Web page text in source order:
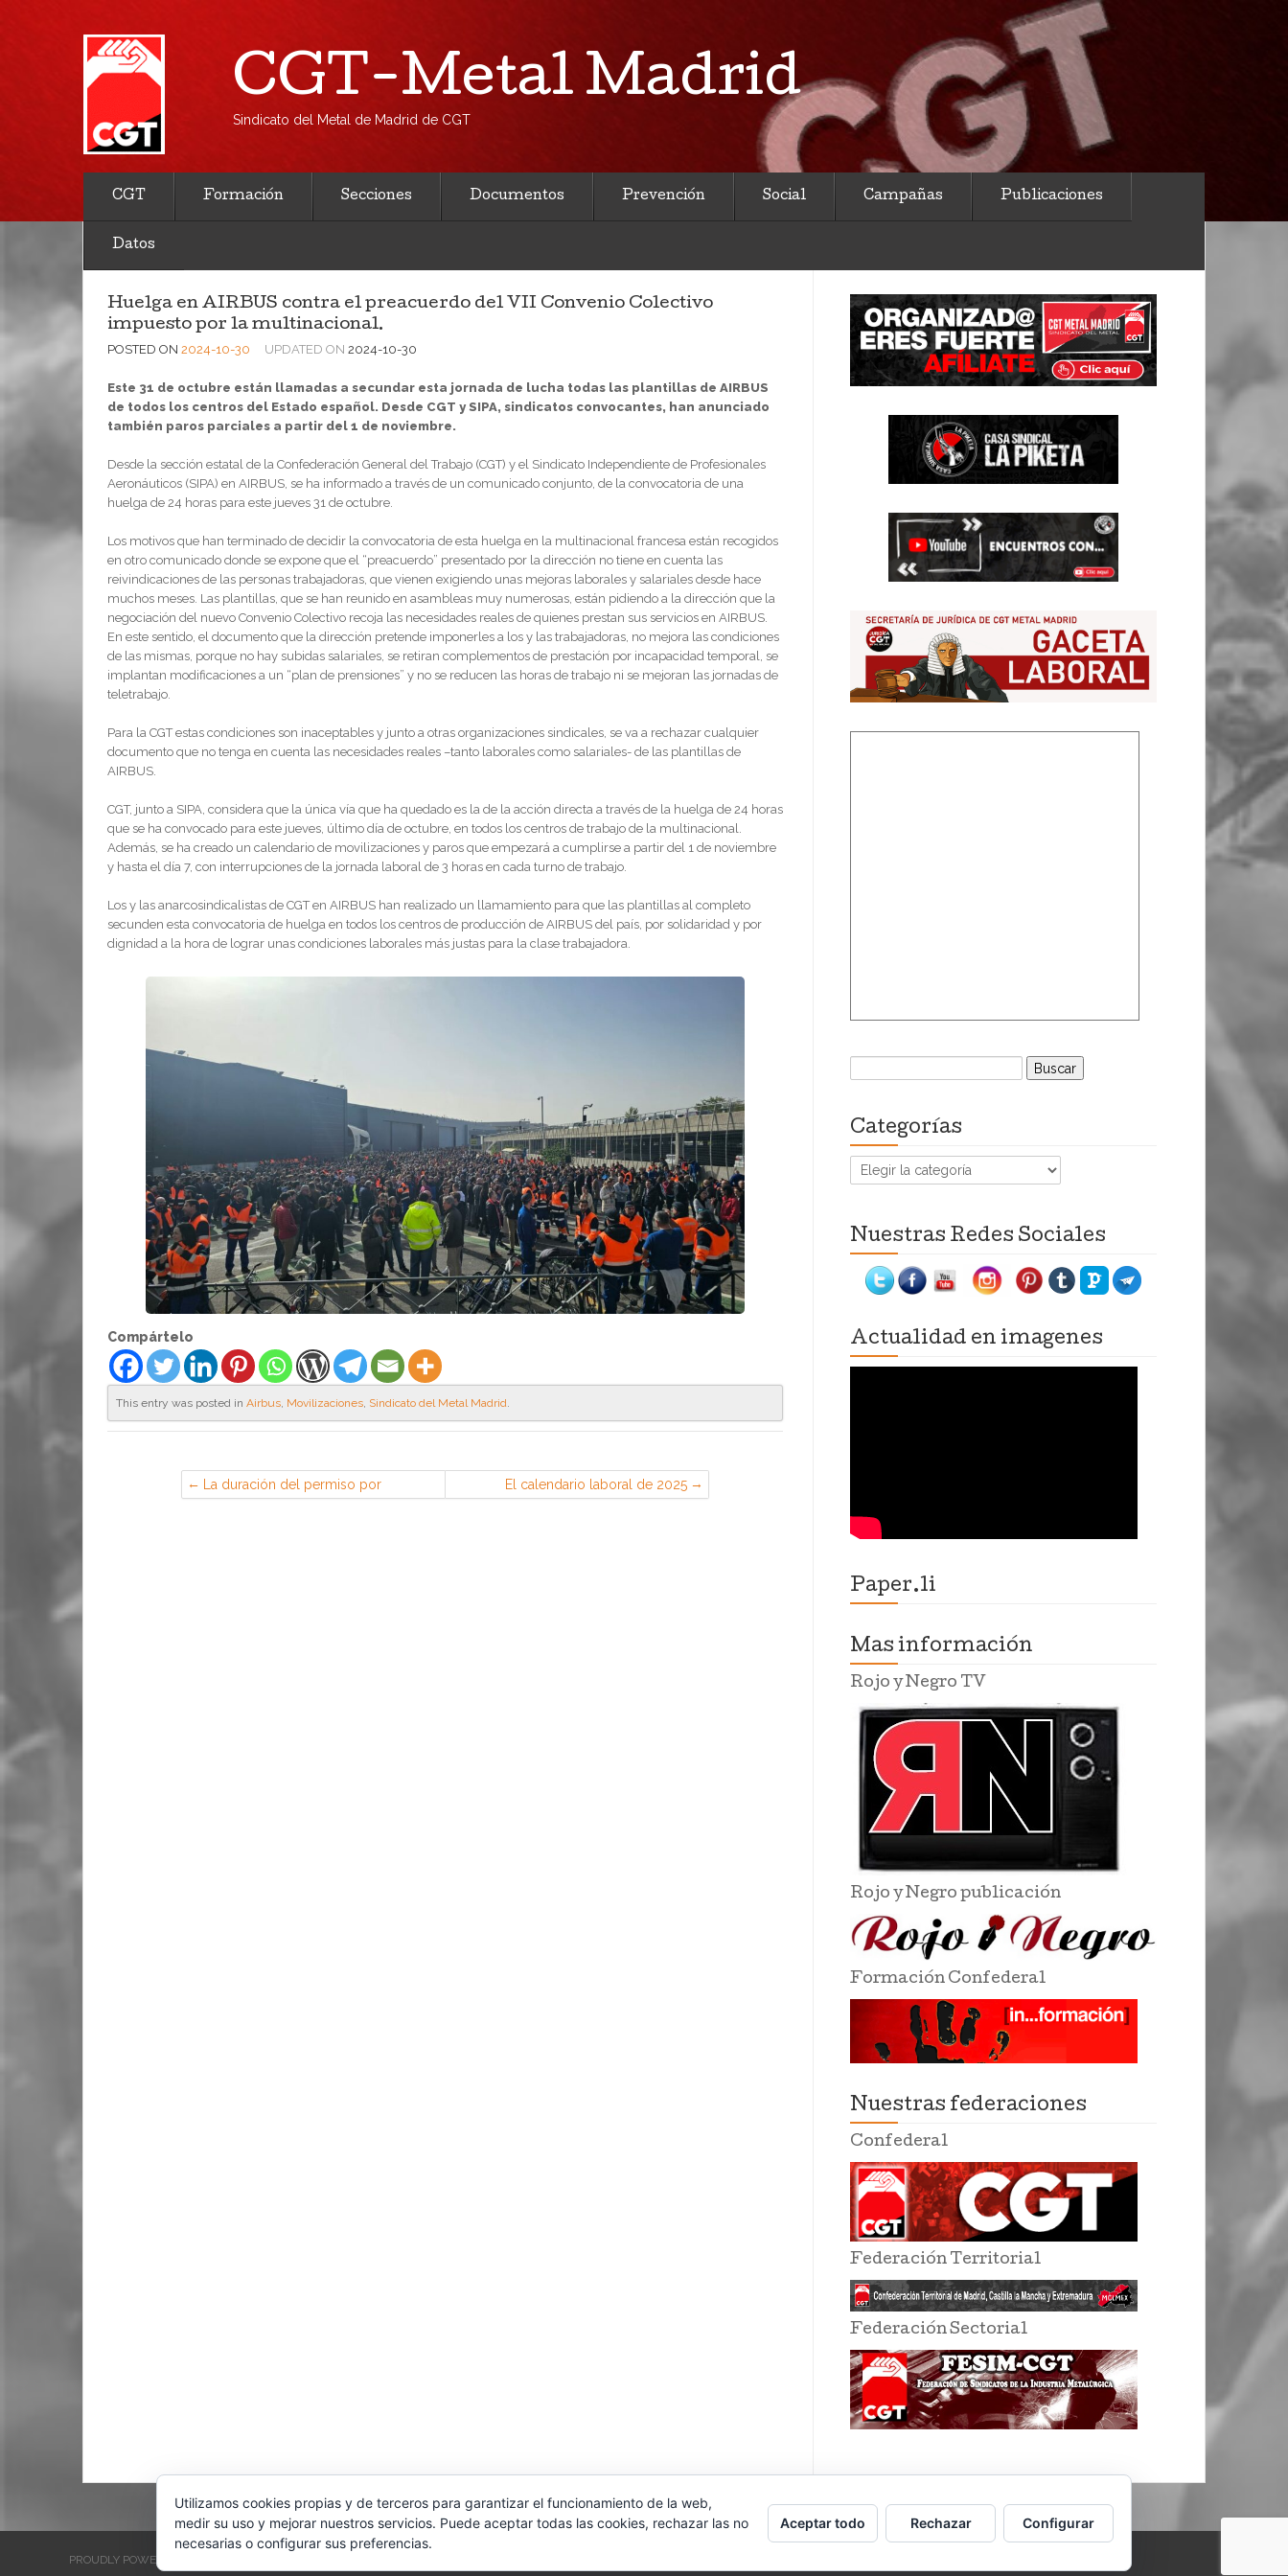
CGT-Metal Madrid
Sindicato del Metal de Madrid de CGT
CGT Formación Secciones Documentos Prevención Social Campañas Publicaciones
Datos
Huelga en AIRBUS contra el preacuerdo del VII Convenio Colectivo
impuesto por la multinacional.
POSTED ON 2024-10-30 UPDATED ON 2024-10-30
Este 31 de octubre están llamadas a secundar esta jornada de lucha todas las plantillas de AIRBUS
de todos los centros del Estado español. Desde CGT y SIPA, sindicatos convocantes, han anunciado
también paros parciales a partir del 1 de noviembre.
Desde la sección estatal de la Confederación General del Trabajo (CGT) y el Sindicato Independiente de Profesionales
Aeronáuticos (SIPA) en AIRBUS, se ha informado a través de un comunicado conjunto, de la convocatoria de una
huelga de 24 horas para este jueves 31 de octubre.
Los motivos que han terminado de decidir la convocatoria de esta huelga en la multinacional francesa están recogidos
en otro comunicado donde se expone que el “preacuerdo” presentado por la dirección no tiene en cuenta las
reivindicaciones de las personas trabajadoras, que vienen exigiendo unas mejoras laborales y salariales desde hace
muchos meses. Las plantillas, que se han reunido en asambleas muy numerosas, están pidiendo a la dirección que la
negociación del nuevo Convenio Colectivo recoja las necesidades reales de quienes prestan sus servicios en AIRBUS.
En este sentido, el documento que la dirección pretende imponerles a los y las trabajadoras, no mejora las condiciones
de las mismas, porque no hay subidas salariales, se retiran complementos de prestación por incapacidad temporal, se
implantan modificaciones a un “plan de prensiones” y no se reducen las horas de trabajo ni se mejoran las jornadas de
teletrabajo.
Para la CGT estas condiciones son inaceptables y junto a otras organizaciones sindicales, se va a rechazar cualquier
documento que no tenga en cuenta las necesidades reales –tanto laborales como salariales- de las plantillas de
AIRBUS.
CGT, junto a SIPA, considera que la única vía que ha quedado es la de la acción directa a través de la huelga de 24 horas
que se ha convocado para este jueves, último día de octubre, en todos los centros de trabajo de la multinacional.
Además, se ha creado un calendario de movilizaciones y paros que empezará a cumplirse a partir del 1 de noviembre
y hasta el día 7, con interrupciones de la jornada laboral de 3 horas en cada turno de trabajo.
Los y las anarcosindicalistas de CGT en AIRBUS han realizado un llamamiento para que las plantillas al completo
secunden esta convocatoria de huelga en todos los centros de producción de AIRBUS del país, por solidaridad y por
dignidad a la hora de lograr unas condiciones laborales más justas para la clase trabajadora.
Compártelo
This entry was posted in Airbus Movilizaciones Sindicato del Metal Madrid
La duración del permiso por
hospitalización de parientes no se
El calendario laboral de 2025
recoge un total de 12 días festivos
Buscar:
Categorías
Categorías
Nuestras Redes Sociales
Actualidad en imagenes
Paper.li
Mas información
Rojo y Negro TV
Rojo y Negro publicación
Formación Confederal
Nuestras federaciones
Confederal
Federación Territorial
Federación Sectorial
PROUDLY POWERED BY WORDPRESS
Utilizamos cookies propias y de terceros para garantizar el funcionamiento de la web,
medir su uso y mejorar nuestros servicios. Puede aceptar todas las cookies, rechazar las no
necesarias o configurar sus preferencias.
Aceptar todo Rechazar Configurar